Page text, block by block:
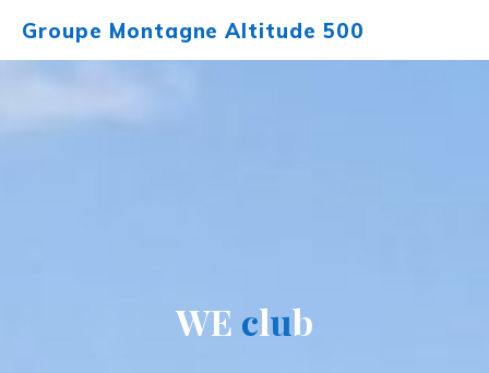
contenu
Groupe Montagne Altitude 500
WE club